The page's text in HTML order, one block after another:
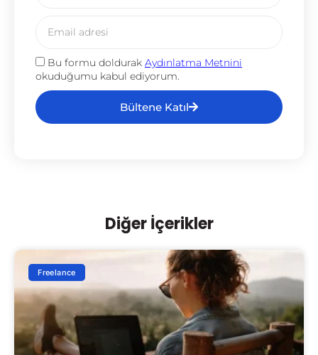
Bu formu doldurak Aydınlatma Metnini
okuduğumu kabul ediyorum.
Bültene Katıl
Diğer İçerikler
Freelance